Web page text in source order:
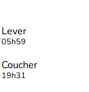
Lever
05h59
Coucher
19h31